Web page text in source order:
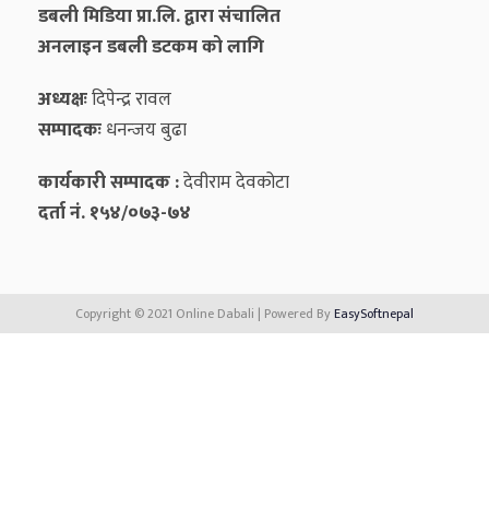
डबली मिडिया प्रा.लि. द्वारा संचालित
अनलाइन डबली डटकम को लागि
अध्यक्षःदिपेन्द्र रावल
सम्पादकःधनन्‍जय बुढा
कार्यकारी सम्पादक :देवीराम देवकोटा
दर्ता नं. १५४/०७३-७४
Copyright © 2021 Online Dabali | Powered ByEasySoftnepal